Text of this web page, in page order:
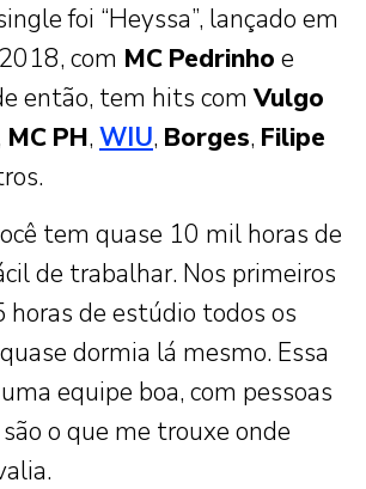
foi “Heyssa”, lançado em
com MC Pedrinho e
então, tem hits comVulgo
MC PH, WIU, Borges, Filipe
tem quase 10 mil horas de
de trabalhar. Nos primeiros
horas de estúdio todos os
dormia lá mesmo. Essa
equipe boa, com pessoas
o que me trouxe onde